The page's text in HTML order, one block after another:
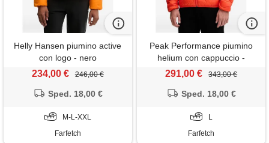
Helly Hansen piumino active
con logo - nero
234,00 € 246,00 €
Sped. 18,00 €
M-L-XXL
Farfetch
Peak Performance piumino
helium con cappuccio -
arancione
291,00 € 343,00 €
Sped. 18,00 €
L
Farfetch